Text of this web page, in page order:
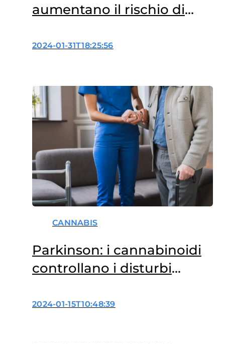
aumentano il rischio di
2024-01-31T18:25:56
CANNABIS
Parkinson: i cannabinoidi
controllano i disturbi
2024-01-15T10:48:39